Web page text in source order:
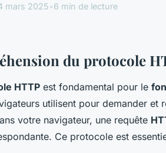
mars 2025•6 min de lecture
du protocole
HTTP est fondamental pour le
utilisent pour demander
votre navigateur, une requête
Ce protocole est